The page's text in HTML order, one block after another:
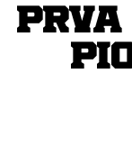
Prva